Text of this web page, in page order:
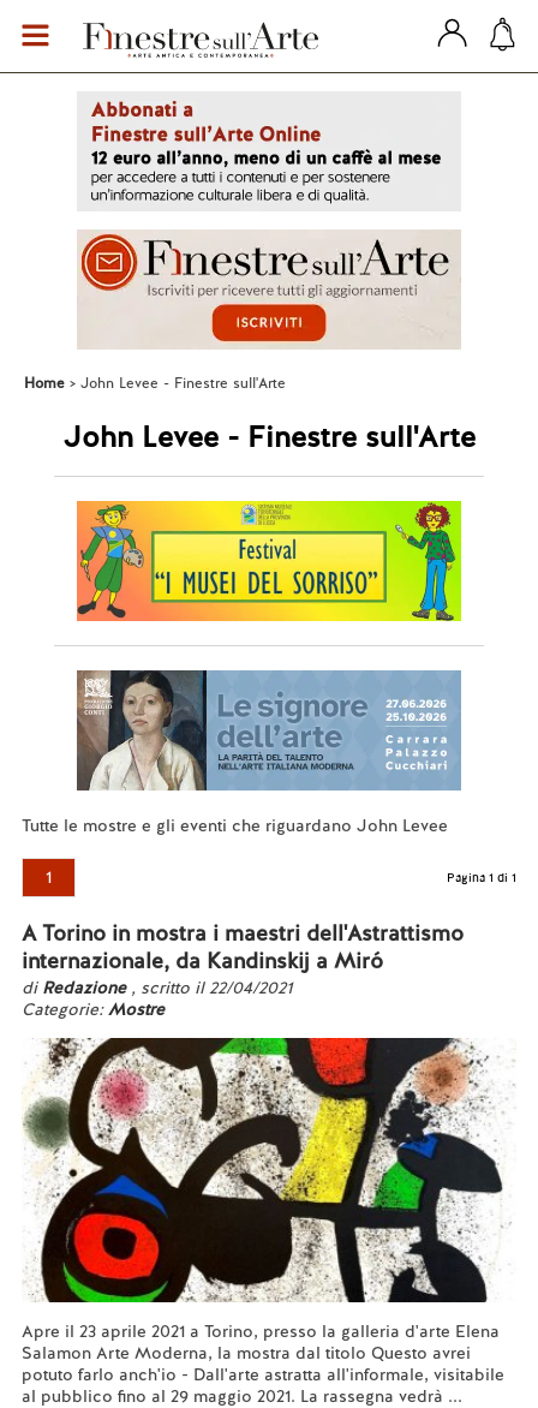
Home John Levee - Finestre sull'Arte
John Levee - Finestre sull'Arte
Tutte le mostre e gli eventi che riguardano John Levee
1 Pagina 1 di 1
A Torino in mostra i maestri dell'Astrattismo
internazionale, da Kandinskij a Miró
di Redazione , scritto il 22/04/2021
Categorie:Mostre
Apre il 23 aprile 2021 a Torino, presso la galleria d'arte Elena
Salamon Arte Moderna, la mostra dal titolo Questo avrei
potuto farlo anch'io - Dall'arte astratta all'informale, visitabile
al pubblico fino al 29 maggio 2021. La rassegna vedrà ...